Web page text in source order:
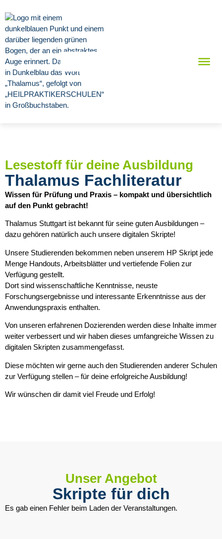
Lesestoff für deine Ausbildung
Thalamus Fachliteratur
Wissen für Prüfung und Praxis – kompakt und übersichtlich
auf den Punkt gebracht!
Thalamus Stuttgart ist bekannt für seine guten Ausbildungen –
dazu gehören natürlich auch unsere digitalen Skripte!
Unsere Studierenden bekommen neben unserem HP Skript jede
Menge Handouts, Arbeitsblätter und vertiefende Folien zur
Verfügung gestellt.
Dort sind wissenschaftliche Kenntnisse, neuste
Forschungsergebnisse und interessante Erkenntnisse aus der
Anwendungspraxis enthalten.
Von unseren erfahrenen Dozierenden werden diese Inhalte immer
weiter verbessert und wir haben dieses umfangreiche Wissen zu
digitalen Skripten zusammengefasst.
Diese möchten wir gerne auch den Studierenden anderer Schulen
zur Verfügung stellen – für deine erfolgreiche Ausbildung!
Wir wünschen dir damit viel Freude und Erfolg!
Unser Angebot
Skripte für dich
Es gab einen Fehler beim Laden der Veranstaltungen.